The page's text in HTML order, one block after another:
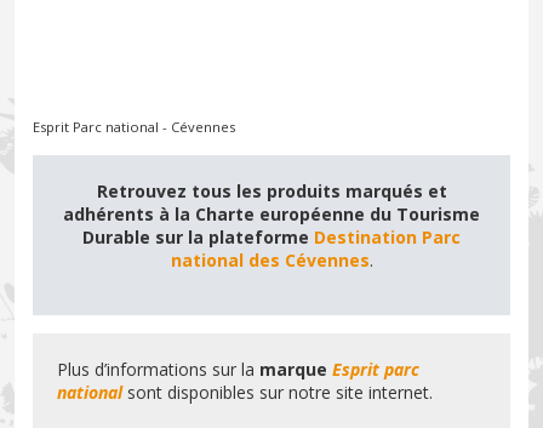
Esprit Parc national - Cévennes
Retrouvez tous les produits marqués et
adhérents à la Charte européenne du Tourisme
Durable sur la plateforme Destination Parc
national des Cévennes.
Plus d’informations sur la marque Esprit parc
national sont disponibles sur notre site internet.